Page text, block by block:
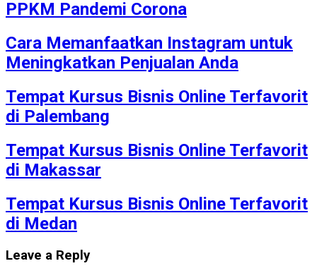
PPKM Pandemi Corona
Cara Memanfaatkan Instagram untuk
Meningkatkan Penjualan Anda
Tempat Kursus Bisnis Online Terfavorit
di Palembang
Tempat Kursus Bisnis Online Terfavorit
di Makassar
Tempat Kursus Bisnis Online Terfavorit
di Medan
Leave a Reply